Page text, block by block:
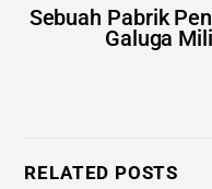
Sebuah Pabrik
Galuga
RELATED POSTS